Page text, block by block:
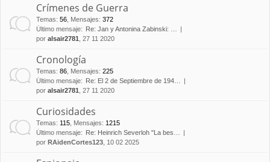
Crímenes de Guerra
Temas: 56 Mensajes: 372
Último mensaje:
Re: Jan y Antonina Zabinski: …
por alsair2781 , 27 11 2020
Cronología
Temas: 86 Mensajes: 225
Último mensaje:
Re: El 2 de Septiembre de 194…
por alsair2781 , 27 11 2020
Curiosidades
Temas: 115 Mensajes: 1215
Último mensaje:
Re: Heinrich Severloh "La bes…
por RAidenCortes123 , 10 02 2025